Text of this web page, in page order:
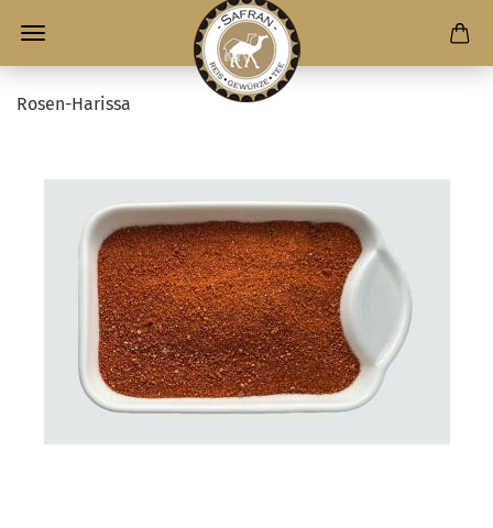
Rosen-Harissa